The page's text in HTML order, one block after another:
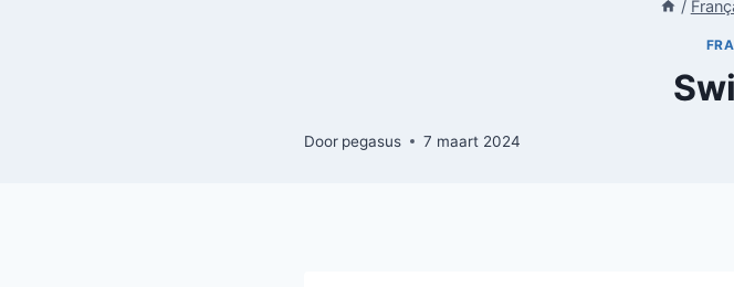
/
Door pegasus 7 maart 2024